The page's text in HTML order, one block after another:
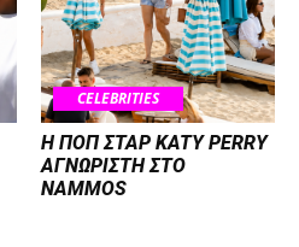
CELEBRITIES
H ΠΟΠ ΣΤΑΡ KATY PERRY
ΑΓΝΩΡΙΣΤΗ ΣΤΟ
NAMMOS